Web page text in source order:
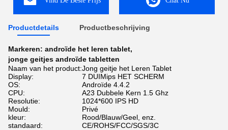
Productdetails Productbeschrijving
Markeren: androïde het leren tablet,
jonge geitjes androïde tabletten
Naam van het product:Jong geitje het Leren Tablet
Display:
7 DUIMips HET SCHERM
OS:
Androïde 4.4.2
CPU:
A23 Dubbele Kern 1.5 Ghz
Resolutie:
1024*600 IPS HD
Mould:
Privé
kleur:
Rood/Blauw/Geel, enz.
standaard:
CE/ROHS/FCC/SGS/3C